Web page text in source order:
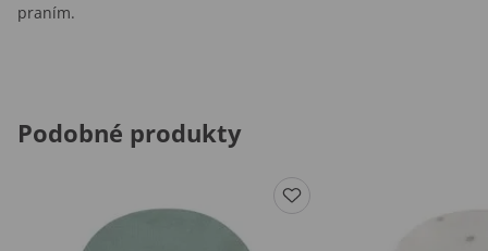
praním.
Podobné produkty